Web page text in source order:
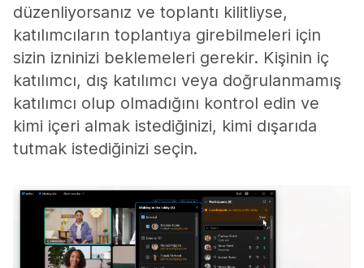
düzenliyorsanız ve toplantı kilitliyse,
katılımcıların toplantıya girebilmeleri için
sizin izninizi beklemeleri gerekir. Kişinin iç
katılımcı, dış katılımcı veya doğrulanmamış
katılımcı olup olmadığını kontrol edin ve
kimi içeri almak istediğinizi, kimi dışarıda
tutmak istediğinizi seçin.